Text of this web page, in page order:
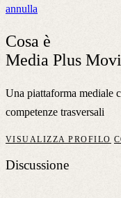
annulla
Cosa è
Media Plus
Una piattaforma mediale
competenze trasversali
VISUALIZZA PROFILO
Discussione